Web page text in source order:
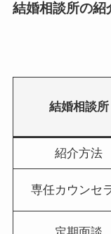
結婚相談所の紹
結婚相談所
紹介方法
専任カウンセ